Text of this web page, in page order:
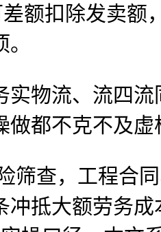
扣除发卖额
物流、流四流
都不克不及虚
查，工程合
抵大额劳务